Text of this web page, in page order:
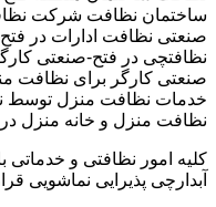
ساختمان نظافت شرکت
صنعتی نظافت ادارات در
نظافتچی در فتح-صنعتی
صنعتی کارگر برای نظافت
خدمات نظافت منزل توسط
نظافت منزل و خانه منزل
کلیه امور نظافتی و خدماتی
آبدارچی پذیرایی نماشویی